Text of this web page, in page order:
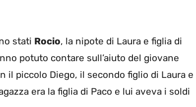
stati Rocio, la nipote di Laura e figlia di
potuto contare sull’aiuto del giovane
il piccolo Diego, il secondo figlio di Laura e
era la figlia di Paco e lui aveva i soldi